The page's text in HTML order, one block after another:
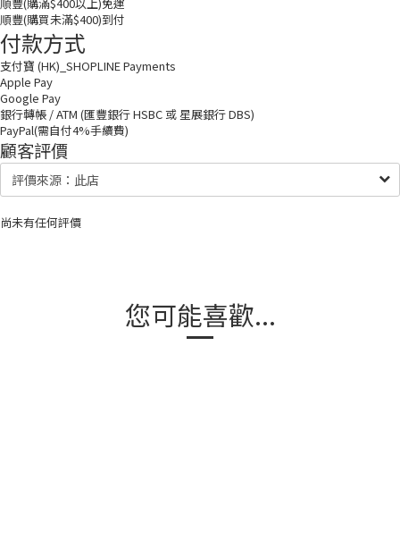
順豐(購買未滿$400)到付
付款方式
支付寶 (HK)_SHOPLINE Payments
Apple Pay
Google Pay
銀行轉帳 / ATM (匯豐銀行 HSBC 或 星展銀行 DBS)
PayPal(需自付4%手續費)
顧客評價
尚未有任何評價
您可能喜歡...